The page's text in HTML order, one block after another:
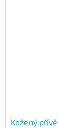
Kožený